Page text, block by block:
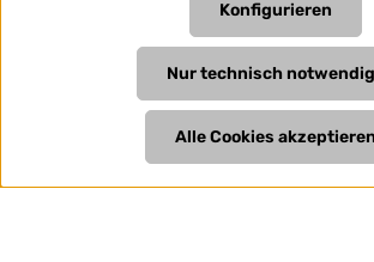
Vertrag widerrufen
Alle Preise inkl. gesetzl. Mehrwertsteuer
und ggf. Nachnahmegebühren, wenn
Nur technisch
Konfigurieren
Alle Cookies akzeptieren